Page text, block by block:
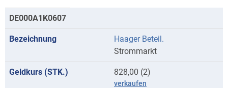
Kurse
mit
Anfangsbuchstaben
DE000A1K0607
Haager Beteil.
Strommarkt
828,00 (2)
verkaufen